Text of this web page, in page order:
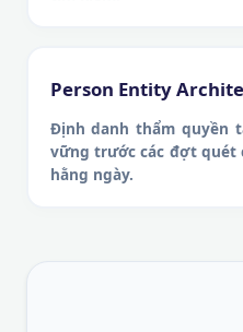
Person Entity
Định danh thẩm quyền
vững trước các đợt quét
hằng ngày.